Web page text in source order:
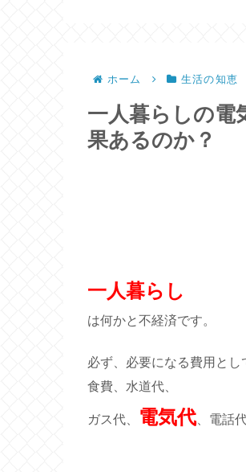
ホーム 生活の知恵
一人暮らしの電
果あるのか？
一人暮らし
は何かと不経済です。
必ず、必要になる費用とし
食費、水道代、
ガス代、 電気代、電話代